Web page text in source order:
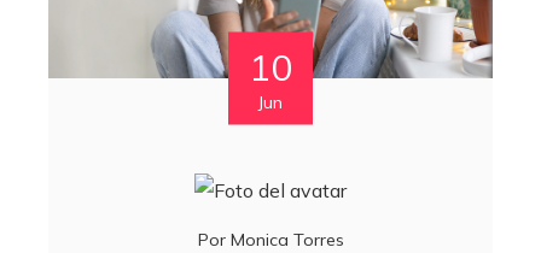
10
Jun
Por Monica Torres